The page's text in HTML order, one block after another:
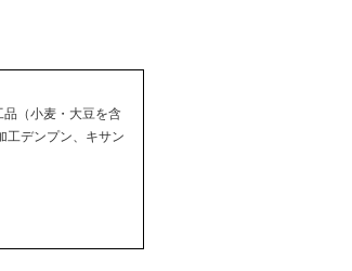
（小麦・大豆を含
工デンプン、キサン